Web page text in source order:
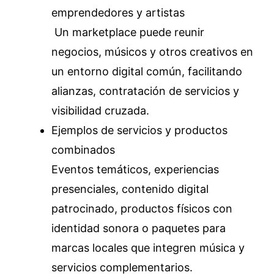
emprendedores y artistas
Un marketplace puede reunir
negocios, músicos y otros creativos en
un entorno digital común, facilitando
alianzas, contratación de servicios y
visibilidad cruzada.
Ejemplos de servicios y productos
combinados
Eventos temáticos, experiencias
presenciales, contenido digital
patrocinado, productos físicos con
identidad sonora o paquetes para
marcas locales que integren música y
servicios complementarios.